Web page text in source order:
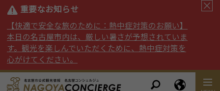
重要なお知らせ
【快適で安全な旅のために：熱中症対策のお願い】
本日の名古屋市内は、厳しい暑さが予想されていま
す。観光を楽しんでいただくために、熱中症対策を
心がけてください。